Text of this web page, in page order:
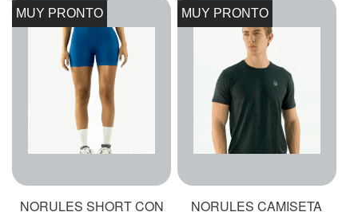
MUY PRONTO
NORULES SHORT CON
MUY PRONTO
NORULES CAMISETA